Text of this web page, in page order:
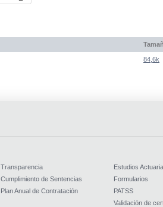
84,6k
Transparencia
Cumplimiento de Sentencias
Plan Anual de Contratación
Estudios
Formularios
PATSS
Validación de